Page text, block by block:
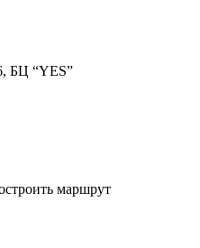
БЦ “YES”
маршрут